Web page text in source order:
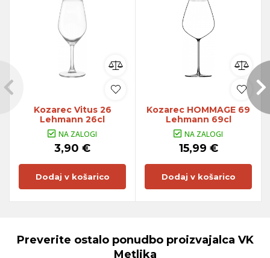
Kozarec Vitus 26
Lehmann 26cl
NA ZALOGI
3,90 €
Dodaj v košarico
Kozarec HOMMAGE 69
Lehmann 69cl
NA ZALOGI
15,99 €
Dodaj v košarico
Preverite ostalo ponudbo proizvajalca VK
Metlika